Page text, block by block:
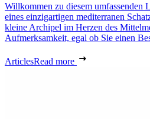
Willkommen zu diesem umfassenden
eines einzigartigen mediterranen
kleine Archipel im Herzen des
Aufmerksamkeit, egal ob Sie einen
ArticlesRead more